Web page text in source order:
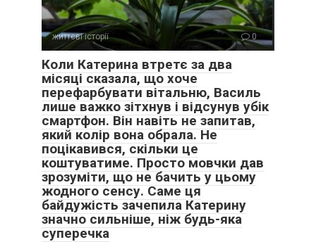
життєві історії 0
Коли Катерина втретє за два
місяці сказала, що хоче
перефарбувати вітальню, Василь
лише важко зітхнув і відсунув убік
смартфон. Він навіть не запитав,
який колір вона обрала. Не
поцікавився, скільки це
коштуватиме. Просто мовчки дав
зрозуміти, що не бачить у цьому
жодного сенсу. Саме ця
байдужість зачепила Катерину
значно сильніше, ніж будь-яка
суперечка